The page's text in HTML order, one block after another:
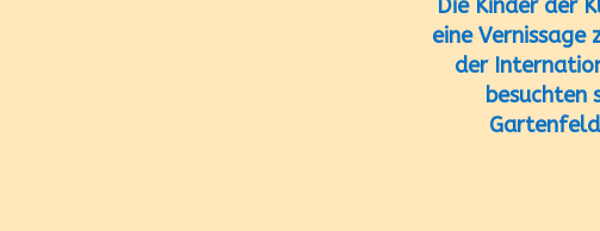
Die Kinder der
eine Vernissage
der
besuchten